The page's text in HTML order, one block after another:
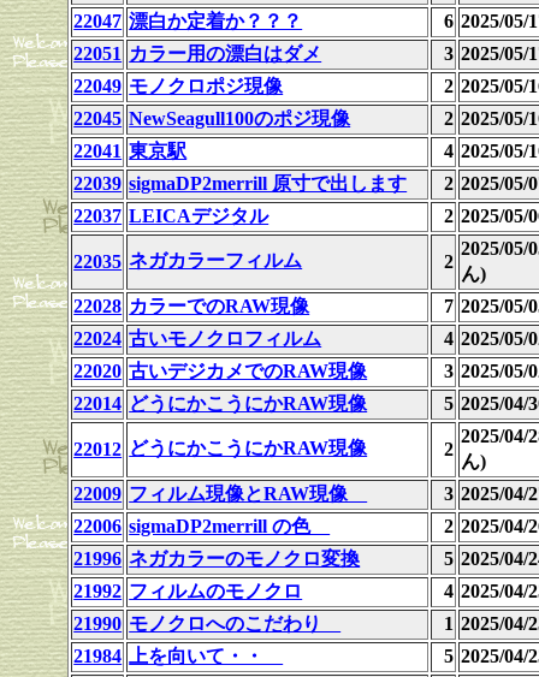
22047 漂白か定着か？？？ 6 2025/05/
22051 カラー用の漂白はダメ 3 2025/05/
22049 モノクロポジ現像 2 2025/05/
22045 NewSeagull100のポジ現像 2 2025/05/
22041 東京駅 4 2025/05/
22039 sigmaDP2merrill 原寸で出します 2 2025/05/
22037 LEICAデジタル 2 2025/05/
22035 ネガカラーフィルム 2
2025/05/
ん)
22028 カラーでのRAW現像 7 2025/05/
22024 古いモノクロフィルム 4 2025/05/
22020 古いデジカメでのRAW現像 3 2025/05/
22014 どうにかこうにかRAW現像 5 2025/04/
22012 どうにかこうにかRAW現像 2
2025/04/
ん)
22009 フィルム現像とRAW現像 3 2025/04/
22006 sigmaDP2merrill の色 2 2025/04/
21996 ネガカラーのモノクロ変換 5 2025/04/
21992 フィルムのモノクロ 4 2025/04/
21990 モノクロへのこだわり 1 2025/04/
21984
上を向いて・・ 5 2025/04/